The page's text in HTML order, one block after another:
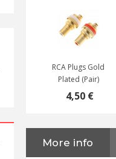
RCA Plugs Gold
Plated (Pair)
4,50 €
More info